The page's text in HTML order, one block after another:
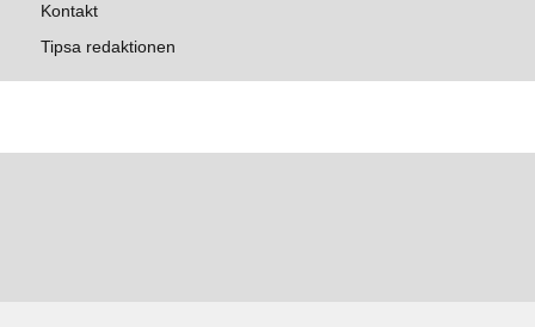
Kontakt
Tipsa redaktionen